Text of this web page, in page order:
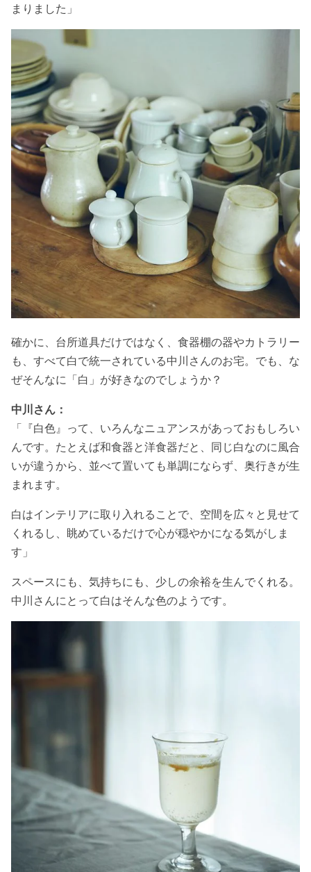
まりました」
確かに、台所道具だけではなく、食器棚の器やカトラリー
も、すべて白で統一されている中川さんのお宅。でも、な
ぜそんなに「白」が好きなのでしょうか？
中川さん：
「『白色』って、いろんなニュアンスがあっておもしろい
んです。たとえば和食器と洋食器だと、同じ白なのに風合
いが違うから、並べて置いても単調にならず、奥行きが生
まれます。
白はインテリアに取り入れることで、空間を広々と見せて
くれるし、眺めているだけで心が穏やかになる気がしま
す」
スペースにも、気持ちにも、少しの余裕を生んでくれる。
中川さんにとって白はそんな色のようです。